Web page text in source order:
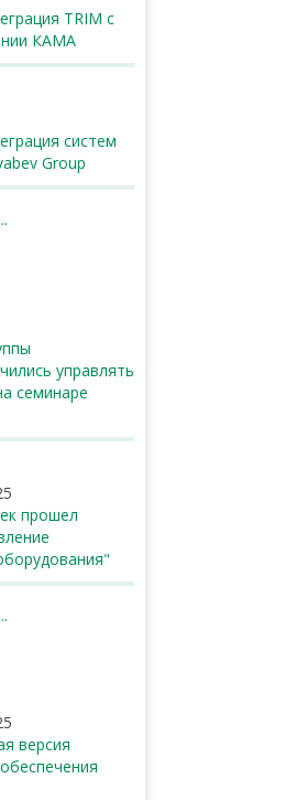
TRIM с
КАМА
систем
Group
управлять
семинаре
прошел
версия